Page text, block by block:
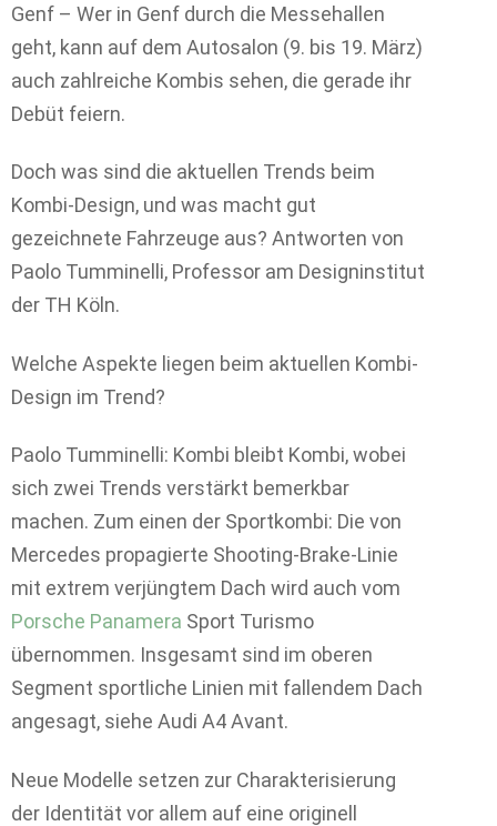
Genf – Wer in Genf durch die Messehallen
geht, kann auf dem Autosalon (9. bis 19. März)
auch zahlreiche Kombis sehen, die gerade ihr
Debüt feiern.
Doch was sind die aktuellen Trends beim
Kombi-Design, und was macht gut
gezeichnete Fahrzeuge aus? Antworten von
Paolo Tumminelli, Professor am Designinstitut
der TH Köln.
Welche Aspekte liegen beim aktuellen Kombi-
Design im Trend?
Paolo Tumminelli: Kombi bleibt Kombi, wobei
sich zwei Trends verstärkt bemerkbar
machen. Zum einen der Sportkombi: Die von
Mercedes propagierte Shooting-Brake-Linie
mit extrem verjüngtem Dach wird auch vom
Porsche Panamera Sport Turismo
übernommen. Insgesamt sind im oberen
Segment sportliche Linien mit fallendem Dach
angesagt, siehe Audi A4 Avant.
Neue Modelle setzen zur Charakterisierung
der Identität vor allem auf eine originell